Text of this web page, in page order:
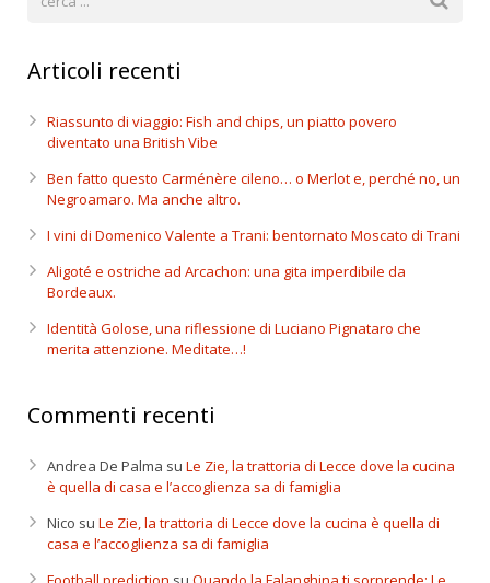
Articoli recenti
Riassunto di viaggio: Fish and chips, un piatto povero
diventato una British Vibe
Ben fatto questo Carménère cileno… o Merlot e, perché no, un
Negroamaro. Ma anche altro.
I vini di Domenico Valente a Trani: bentornato Moscato di Trani
Aligoté e ostriche ad Arcachon: una gita imperdibile da
Bordeaux.
Identità Golose, una riflessione di Luciano Pignataro che
merita attenzione. Meditate…!
Commenti recenti
Andrea De Palma su Le Zie, la trattoria di Lecce dove la cucina
è quella di casa e l’accoglienza sa di famiglia
Nico su Le Zie, la trattoria di Lecce dove la cucina è quella di
casa e l’accoglienza sa di famiglia